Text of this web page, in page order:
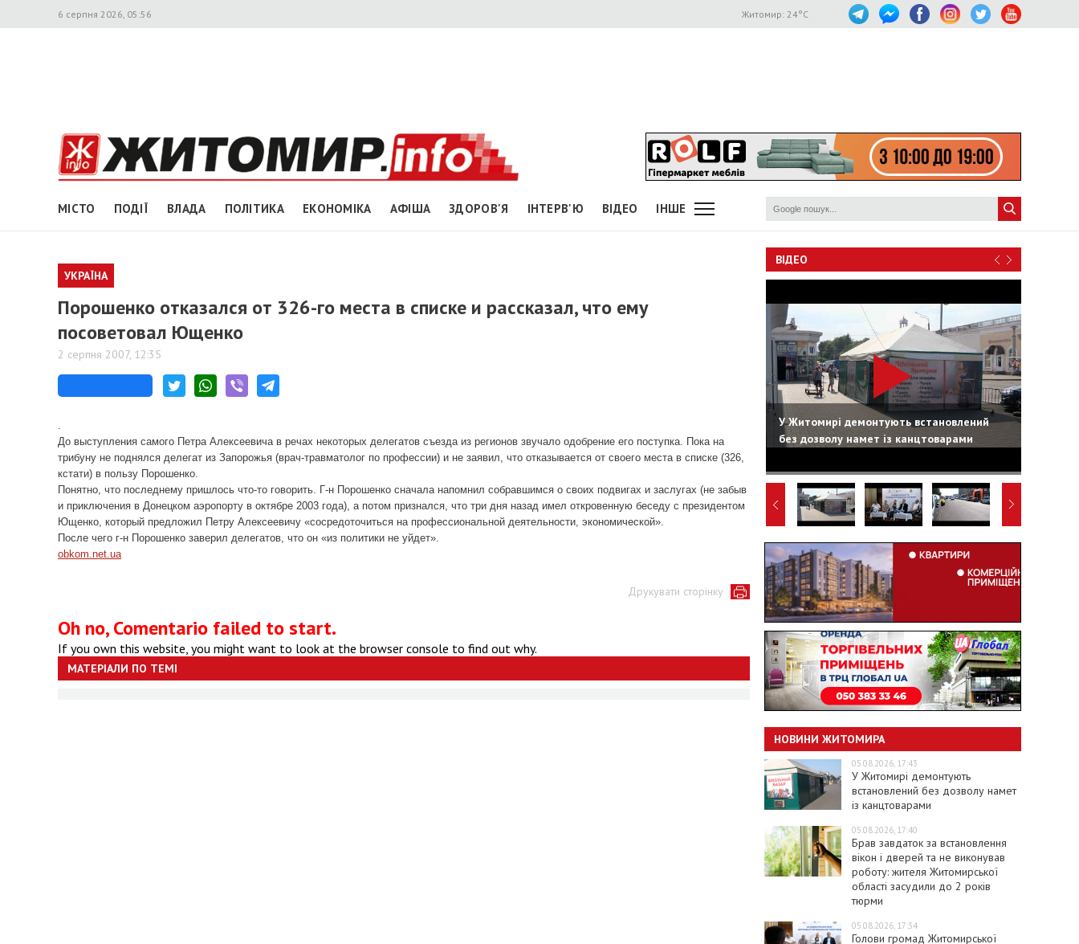
6 серпня 2026, 05:56 Житомир: 24°C
МІСТО ПОДІЇ ВЛАДА ПОЛІТИКА ЕКОНОМІКА АФІША ЗДОРОВ'Я ІНТЕРВ'Ю ВІДЕО ІНШЕ
УКРАЇНА
Порошенко отказался от 326-го места в списке и рассказал, что ему
посоветовал Ющенко
2 серпня 2007, 12:35
.
До выступления самого Петра Алексеевича в речах некоторых делегатов съезда из регионов звучало одобрение его поступка. Пока на
трибуну не поднялся делегат из Запорожья (врач-травматолог по профессии) и не заявил, что отказывается от своего места в списке (326,
кстати) в пользу Порошенко.
Понятно, что последнему пришлось что-то говорить. Г-н Порошенко сначала напомнил собравшимся о своих подвигах и заслугах (не забыв
и приключения в Донецком аэропорту в октябре 2003 года), а потом признался, что три дня назад имел откровенную беседу с президентом
Ющенко, который предложил Петру Алексеевичу «сосредоточиться на профессиональной деятельности, экономической».
После чего г-н Порошенко заверил делегатов, что он «из политики не уйдет».
obkom.net.ua
Друкувати сторінку
Oh no, Comentario failed to start.
If you own this website, you might want to look at the browser console to find out why.
МАТЕРІАЛИ ПО ТЕМІ
ВІДЕО
У Житомирі демонтують встановлений
без дозволу намет із канцтоварами
НОВИНИ ЖИТОМИРА
05.08.2026, 17:43
У Житомирі демонтують
встановлений без дозволу намет
із канцтоварами
05.08.2026, 17:40
Брав завдаток за встановлення
вікон і дверей та не виконував
роботу: жителя Житомирської
області засудили до 2 років
тюрми
05.08.2026, 17:34
Голови громад Житомирської